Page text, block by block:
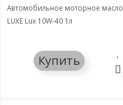
Автомобильное моторное масло
LUXE Lux 10W-40 1л
Купить